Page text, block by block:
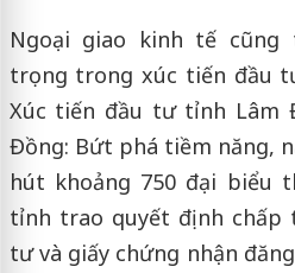
Ngoại giao kinh tế cũng
trọng trong xúc tiến đầu
Xúc tiến đầu tư tỉnh Lâm
Đồng: Bứt phá tiềm năng,
hút khoảng 750 đại biểu
tỉnh trao quyết định chấp
tư và giấy chứng nhận